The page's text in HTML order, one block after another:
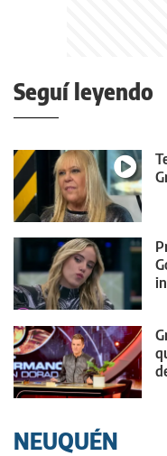
Seguí leyendo
NEUQUÉN